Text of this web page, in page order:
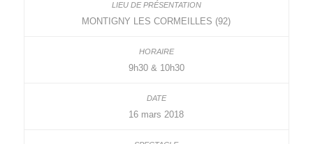
MONTIGNY LES CORMEILLES (92)
9h30 & 10h30
16 mars 2018